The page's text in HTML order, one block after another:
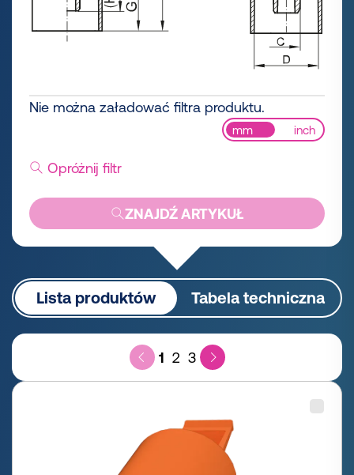
Nie można załadować filtra produktu.
mm inch
Opróżnij filtr
ZNAJDŹ ARTYKUŁ
Lista produktów Tabela techniczna
1 2 3